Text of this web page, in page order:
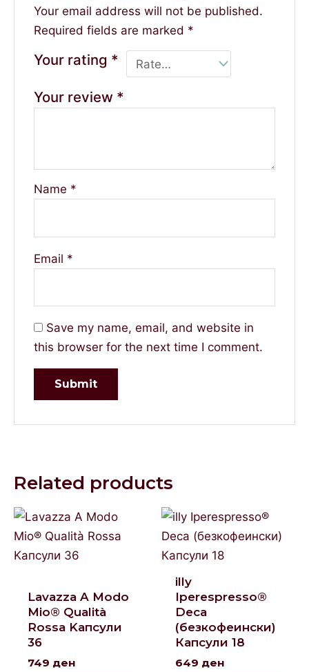
Your email address will not be published.
Required fields are marked *
Your rating *
Your review *
Name *
Email *
Save my name, email, and website in
this browser for the next time I comment.
Related products
Lavazza A Modo
Mio® Qualità
Rossa Kапсули
36
749 ден
illy
Iperespresso®
Deca
(безкофеински)
Капсули 18
649 ден